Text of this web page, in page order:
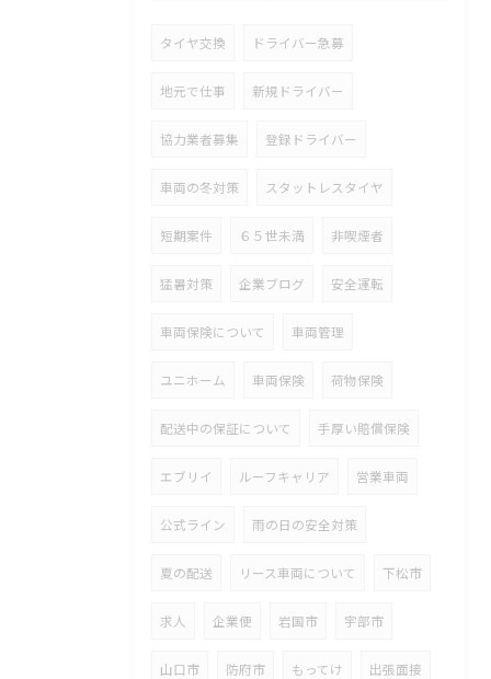
タイヤ交換 ドライバー急募
地元で仕事 新規ドライバー
協力業者募集 登録ドライバー
車両の冬対策 スタットレスタイヤ
短期案件 ６５世未満 非喫煙者
猛暑対策 企業ブログ 安全運転
車両保険について 車両管理
ユニホーム 車両保険 荷物保険
配送中の保証について 手厚い賠償保険
エブリイ ルーフキャリア 営業車両
公式ライン 雨の日の安全対策
夏の配送 リース車両について 下松市
求人 企業便 岩国市 宇部市
山口市 防府市 もってけ 出張面接